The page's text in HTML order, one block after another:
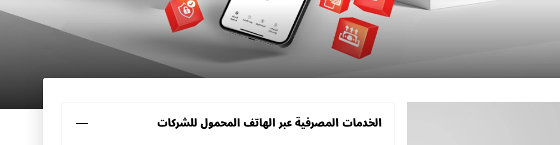
الخدمات المصرفية عبر الهاتف المحمول للشركات